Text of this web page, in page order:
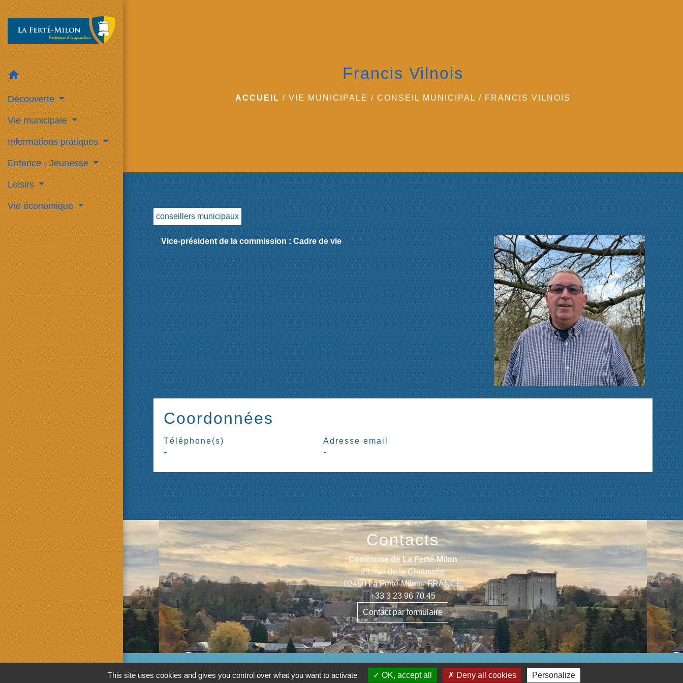
home
Découverte
Vie municipale
Informations pratiques
Enfance - Jeunesse
Loisirs
Vie économique
Francis Vilnois
ACCUEIL / VIE MUNICIPALE / CONSEIL MUNICIPAL / FRANCIS VILNOIS
conseillers municipaux
Vice-président de la commission : Cadre de vie
Coordonnées
Téléphone(s)
-
Adresse email
-
Contacts
Commune de La Ferté-Milon
29, rue de la Chaussée
02460 La Ferté-Milon - FRANCE
+33 3 23 96 70 45
Contact par formulaire
Mentions légales - Politique de confidentialité - Accessibilité - Plan du site - Gestion des cookies
This site uses cookies and gives you control over what you want to activate OK, accept all Deny all cookies Personalize